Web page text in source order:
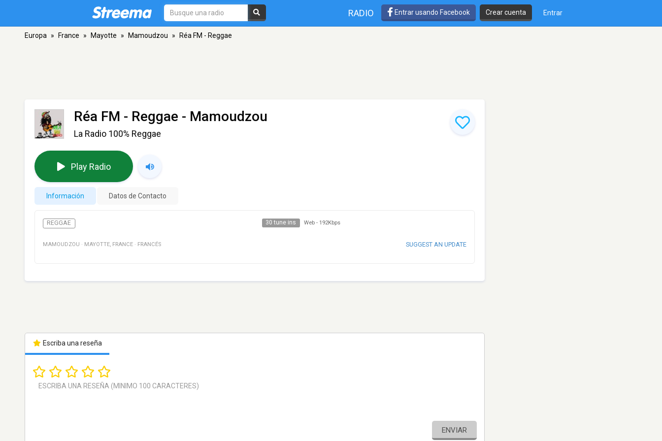
RADIO Entrar usando Facebook Crear cuenta Entrar
Europa » France » Mayotte » Mamoudzou » Réa FM - Reggae
Réa FM - Reggae - Mamoudzou
La Radio 100% Reggae
Play Radio
Información Datos de Contacto
REGGAE 30 tune ins Web - 192Kbps
MAMOUDZOU · MAYOTTE, FRANCE · FRANCÉS SUGGEST AN UPDATE
Escriba una reseña
ENVIAR